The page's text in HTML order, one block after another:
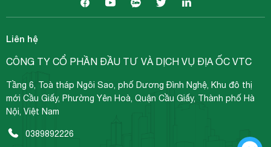
Liên hệ
CÔNG TY CỔ PHẦN ĐẦU TƯ VÀ DỊCH VỤ ĐỊA ỐC VTC
Tầng 6, Toà tháp Ngôi Sao, phố Dương Đình Nghệ, Khu đô thị
mới Cầu Giấy, Phường Yên Hoà, Quận Cầu Giấy, Thành phố Hà
Nội, Việt Nam
0389892226